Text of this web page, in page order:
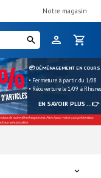
Notre magasin
📦 DÉMÉNAGEMENT EN COURS
• Fermeture à partir du 1/08
• Réouverture le 1/09 à
EN SAVOIR PLUS ...👉
de notre déménagement. Merci pour votre compréhension.
suivi possible.